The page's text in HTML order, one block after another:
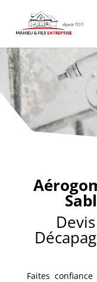
Aérogommage,
Aérogommage,
Aérogommage,
Aérogommage,
Fécamp, devis
décapage
Faites confiance